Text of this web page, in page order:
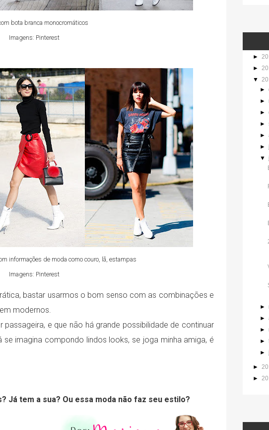
bota branca monocromáticos
Imagens: Pinterest
informações de moda como couro, lã, estampas
Imagens: Pinterest
bastar usarmos o bom senso com as combinações e
modernos.
e que não há grande possibilidade de continuar
imagina compondo lindos looks, se joga minha amiga, é
Já tem a sua? Ou essa moda não faz seu estilo?
►
►
▼
►
►
►
►
►
►
▼
►
►
►
►
►
►
►